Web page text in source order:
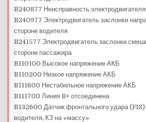
B240877 Неисправность
B240977 Электродвигатель заслонки
стороне водителя
B241577 Электродвигатель заслонки
стороне пассажира
B110100 Высокое напряжение АКБ
B110200 Низкое напряжение АКБ
B111600 Нестабильное напряжение АКБ
B111700 Линия B+ отсоединена
B132600 Датчик фронтального удара (FIS)
водителя, КЗ на «массу»